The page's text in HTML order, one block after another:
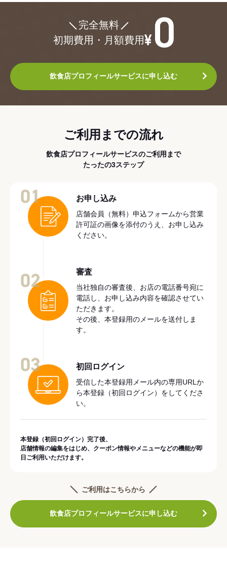
完全無料
初期費用・月額費用
飲食店プロフィールサービスに申し込む
ご利用までの流れ
飲食店プロフィールサービスのご利用まで
たったの3ステップ
お申し込み
店舗会員（無料）申込フォームから営業
許可証の画像を添付のうえ、お申し込み
ください。
審査
当社独自の審査後、お店の電話番号宛に
電話し、お申し込み内容を確認させてい
ただきます。
その後、本登録用のメールを送付しま
す。
初回ログイン
受信した本登録用メール内の専用URLか
ら本登録（初回ログイン）をしてくださ
い。
本登録（初回ログイン）完了後、
店舗情報の編集をはじめ、クーポン情報やメニューなどの機能が即
日ご利用いただけます。
ご利用はこちらから
飲食店プロフィールサービスに申し込む